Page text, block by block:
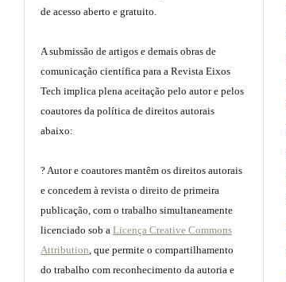
de acesso aberto e gratuito.
A submissão de artigos e demais obras de
comunicação científica para a Revista Eixos
Tech implica plena aceitação pelo autor e pelos
coautores da política de direitos autorais
abaixo:
? Autor e coautores mantêm os direitos autorais
e concedem à revista o direito de primeira
publicação, com o trabalho simultaneamente
licenciado sob aLicença Creative Commons
Attribution, que permite o compartilhamento
do trabalho com reconhecimento da autoria e